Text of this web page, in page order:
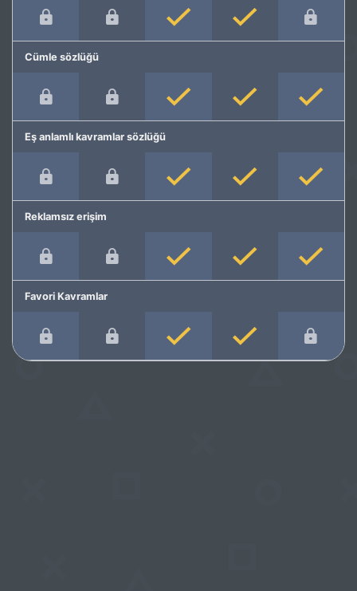
Cümle sözlüğü
Eş anlamlı kavramlar sözlüğü
Reklamsız erişim
Favori Kavramlar